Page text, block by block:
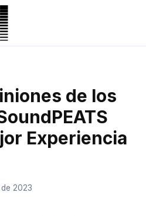
de los
Experiencia
2023